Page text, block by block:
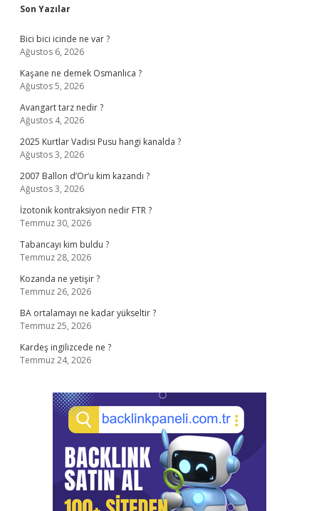
Sidebar
Son Yazılar
Bici bici icinde ne var ?
Ağustos 6, 2026
Kaşane ne demek Osmanlıca ?
Ağustos 5, 2026
Avangart tarz nedir ?
Ağustos 4, 2026
2025 Kurtlar Vadisi Pusu hangi kanalda ?
Ağustos 3, 2026
2007 Ballon d’Or’u kim kazandı ?
Ağustos 3, 2026
İzotonik kontraksiyon nedir FTR ?
Temmuz 30, 2026
Tabancayı kim buldu ?
Temmuz 28, 2026
Kozanda ne yetişir ?
Temmuz 26, 2026
BA ortalamayı ne kadar yükseltir ?
Temmuz 25, 2026
Kardeş ingilizcede ne ?
Temmuz 24, 2026